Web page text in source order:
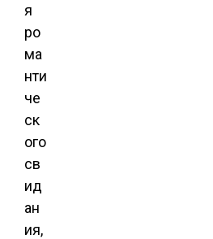
я
ро
ма
нти
че
ск
ого
св
ид
ан
ия,